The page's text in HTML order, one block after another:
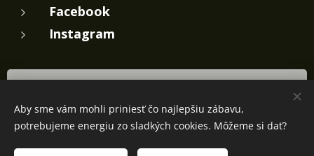
Facebook
Instagram
ponuku
Aby sme vám mohli priniesť čo najlepšiu zábavu,
potrebujeme energiu zo sladkých cookies. Môžeme si dať?